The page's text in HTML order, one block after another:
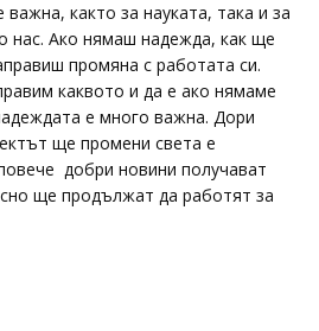
както за науката, така и за
нас. Ако нямаш надежда, как ще
промяна с работата си.
каквото и да е ако нямаме
е много важна. Дори
ще промени света е
добри новини получават
ще продължат да работят за